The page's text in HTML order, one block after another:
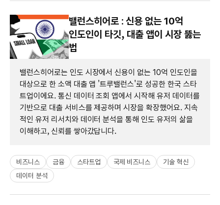
밸런스히어로 : 신용 없는 10억
인도인이 타깃, 대출 앱이 시장 뚫는
법
밸런스히어로는 인도 시장에서 신용이 없는 10억 인도인을
대상으로 한 소액 대출 앱 '트루밸런스'로 성공한 한국 스타
트업이에요. 통신 데이터 조회 앱에서 시작해 유저 데이터를
기반으로 대출 서비스를 제공하며 시장을 확장했어요. 지속
적인 유저 리서치와 데이터 분석을 통해 인도 유저의 삶을
이해하고, 신뢰를 쌓아갔답니다.
비즈니스 금융 스타트업 국제 비즈니스
기술 혁신
데이터 분석